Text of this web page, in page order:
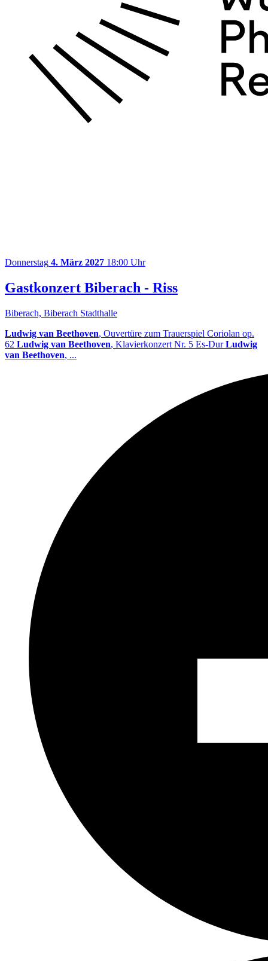
Donnerstag 4. März 2027 18:00 Uhr
Gastkonzert Biberach - Riss
Biberach, Biberach Stadthalle
Ludwig van Beethoven, Ouvertüre zum Trauerspiel Coriolan op.
62 Ludwig van Beethoven, Klavierkonzert Nr. 5 Es-DurLudwig
van Beethoven, ...